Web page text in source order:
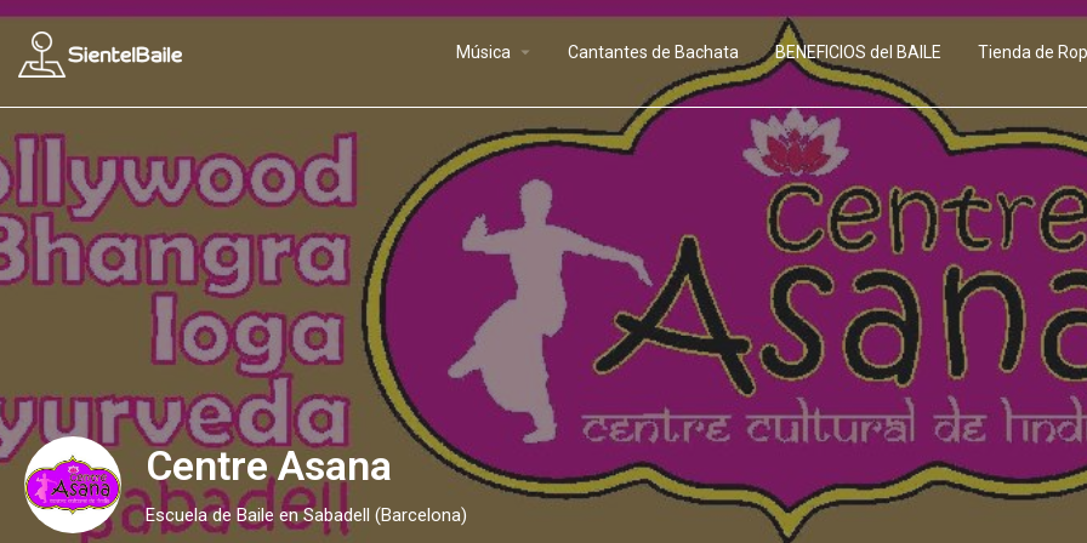
Música arrow_drop_down Cantantes de Bachata BENEFICIOS del BAILE Tienda de
Centre Asana
Escuela de Baile en Sabadell (Barcelona)